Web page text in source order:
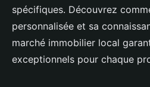
spécifiques. Découvrez
personnalisée et sa
marché immobilier local
exceptionnels pour chaque